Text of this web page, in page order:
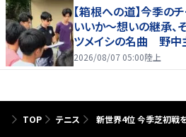
【箱根への道】今季の
いいか～想いの継承、
ツメイシの名曲 野中
を引っ張る…夏合宿特
2026/08/07 05:00陸上
TOP テニス 新世界4位 今季芝初戦